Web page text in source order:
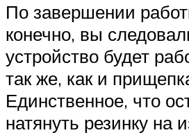
По завершении
конечно, вы
устройство будет
так же, как и
Единственное, что
натянуть резинку на